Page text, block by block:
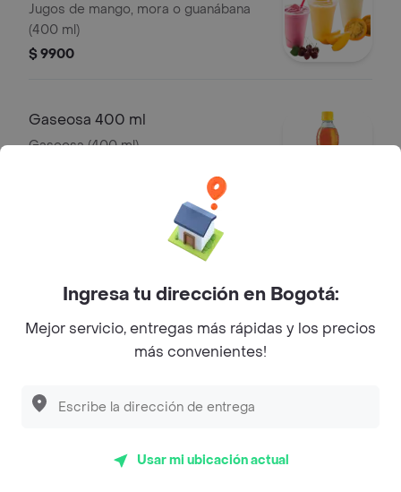
Jugos de mango, mora o guanábana
(400 ml)
$ 9900
Gaseosa 400 ml
Gaseosa (400 ml)
$ 8500
Mr Tea limón (500 ml)
Ingresa tu dirección en Bogotá:
Mejor servicio, entregas más rápidas y los precios
más convenientes!
Usar mi ubicación actual